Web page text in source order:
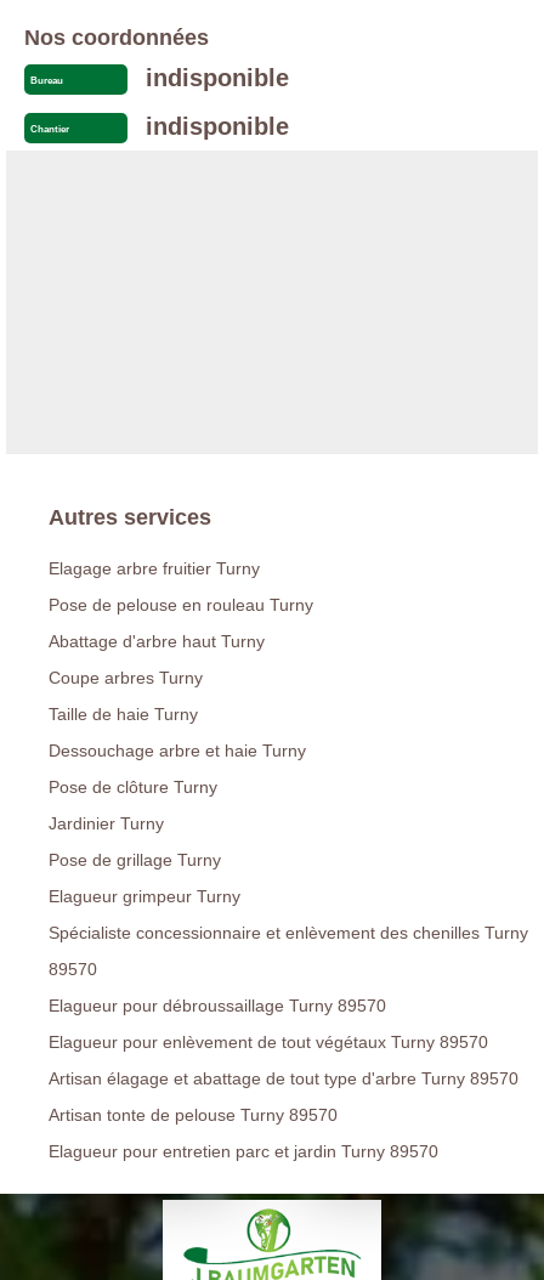
Nos coordonnées
Bureau indisponible
Chantier indisponible
Autres services
Elagage arbre fruitier Turny
Pose de pelouse en rouleau Turny
Abattage d'arbre haut Turny
Coupe arbres Turny
Taille de haie Turny
Dessouchage arbre et haie Turny
Pose de clôture Turny
Jardinier Turny
Pose de grillage Turny
Elagueur grimpeur Turny
Spécialiste concessionnaire et enlèvement des chenilles Turny
89570
Elagueur pour débroussaillage Turny 89570
Elagueur pour enlèvement de tout végétaux Turny 89570
Artisan élagage et abattage de tout type d'arbre Turny 89570
Artisan tonte de pelouse Turny 89570
Elagueur pour entretien parc et jardin Turny 89570